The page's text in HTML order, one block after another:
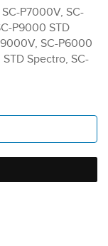
P7000V, SC-
P9000 STD
SC-P6000
Spectro, SC-